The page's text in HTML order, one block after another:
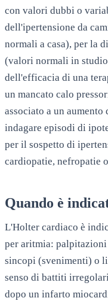
con valori dubbi o
dell'ipertensione da
normali a casa), per la
(valori normali in
dell'efficacia di una
un mancato calo
associato a un
indagare episodi di
per il sospetto di
cardiopatie, nefropatie
Quando è
L'Holter cardiaco è
per aritmia:
sincopi (svenimenti) o
senso di battiti
dopo un infarto